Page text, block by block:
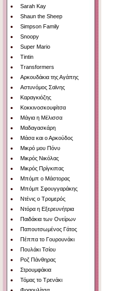
Sarah Kay
Shaun the Sheep
Simpson Family
Snoopy
Super Mario
Tintin
Transformers
Αρκουδάκια της Αγάπης
Αστυνόμος Σαϊνης
Καραγκιόζης
Κοκκινοσκουφίτσα
Μάγια η Μέλισσα
Μαδαγασκάρη
Μάσα και ο Αρκούδος
Μικρό μου Πόνυ
Μικρός Νικόλας
Μικρός Πρίγκιπας
Μπόμπ ο Μάστορας
Μπόμπ Σφουγγαράκης
Ντένις ο Τρομερός
Ντόρα η Εξερευνήτρια
Παιδάκια των Ονείρων
Παπουτσωμένος Γάτος
Πέππα το Γουρουνάκι
Πουλάκι Τσίου
Ροζ Πάνθηρας
Στρουμφάκια
Τόμας το Τρενάκι